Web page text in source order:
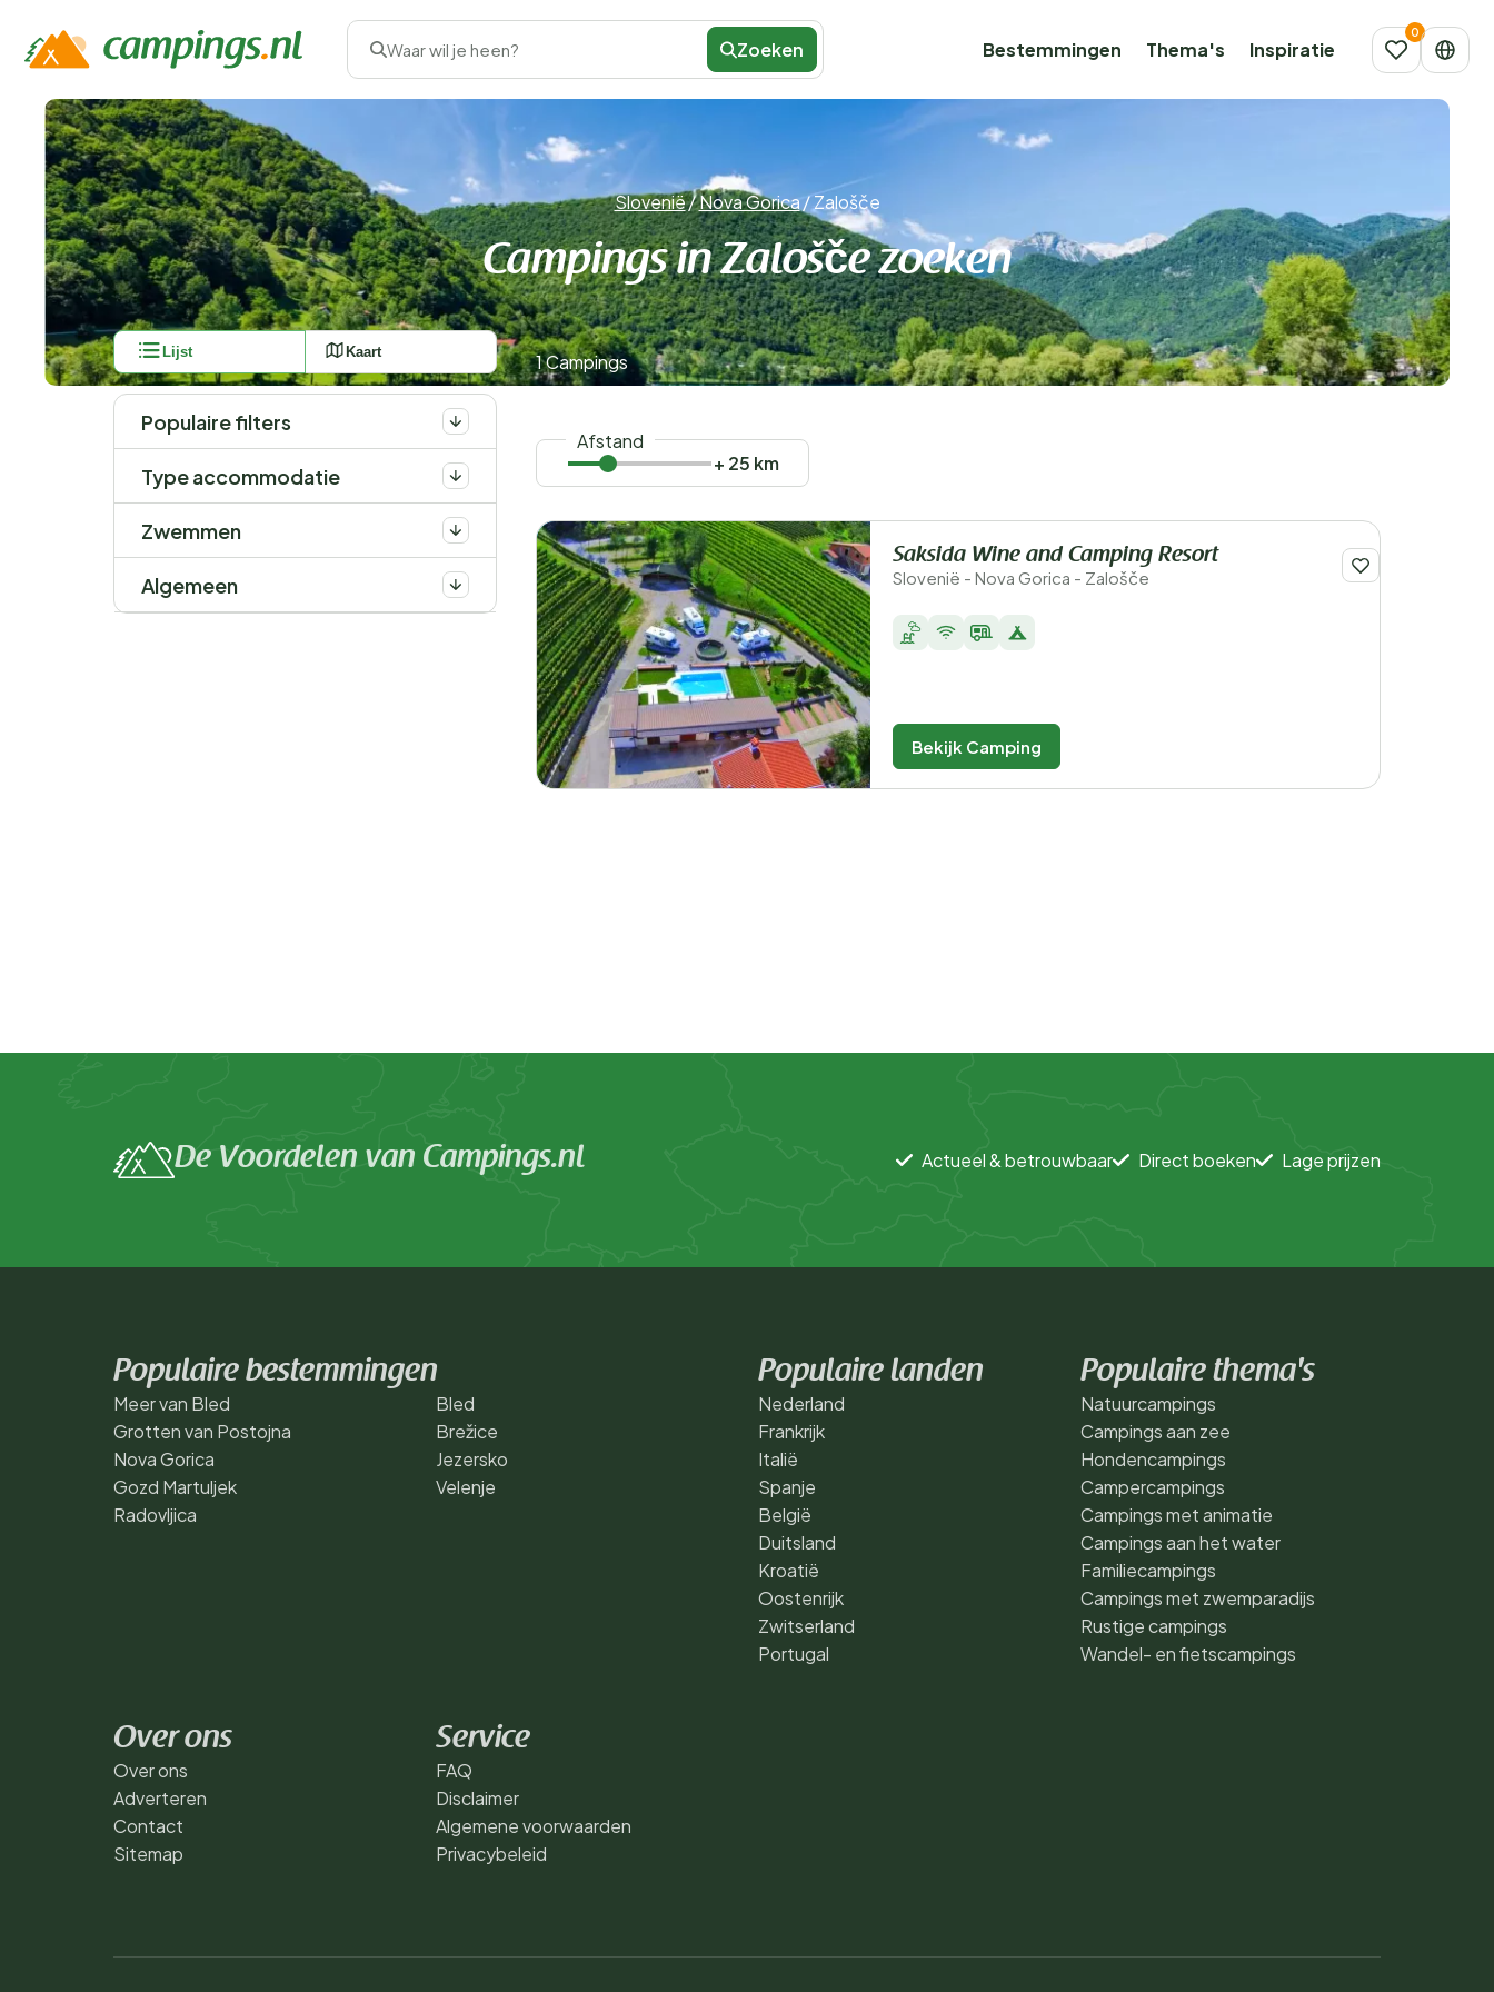
Waar wil je heen? Zoeken Bestemmingen Thema's Inspiratie
Slovenië/Nova Gorica/Zalošče
Campings in Zalošče zoeken
Lijst Kaart
Populaire filters
Type accommodatie
Zwemmen
Algemeen
1 Campings
Afstand
+ 25 km
Saksida Wine and Camping Resort
Slovenië - Nova Gorica - Zalošče
Bekijk Camping
De Voordelen van Campings.nl Actueel & betrouwbaar Direct boeken Lage prijzen
Populaire bestemmingen
Meer van Bled
Grotten van Postojna
Nova Gorica
Gozd Martuljek
Radovljica
Bled
Brežice
Jezersko
Velenje
Populaire landen
Nederland
Frankrijk
Italië
Spanje
België
Duitsland
Kroatië
Oostenrijk
Zwitserland
Portugal
Populaire thema's
Natuurcampings
Campings aan zee
Hondencampings
Campercampings
Campings met animatie
Campings aan het water
Familiecampings
Campings met zwemparadijs
Rustige campings
Wandel- en fietscampings
Over ons
Over ons
Adverteren
Contact
Sitemap
Service
FAQ
Disclaimer
Algemene voorwaarden
Privacybeleid